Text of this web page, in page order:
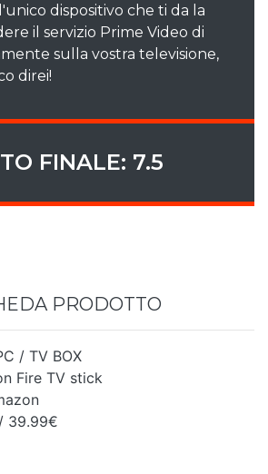
dispositivo che ti da la
il servizio Prime Video di
sulla vostra televisione,
direi!
FINALE: 7.5
PRODOTTO
/ TV BOX
Fire TV stick
39.99€